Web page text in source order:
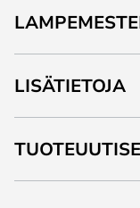
LISÄTIETOJA